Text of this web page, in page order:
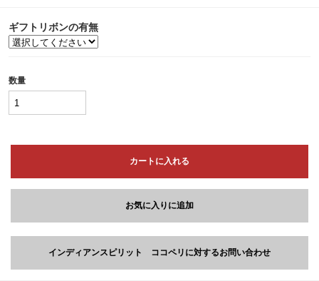
ギフトリボンの有無
数量
カートに入れる
お気に入りに追加
インディアンスピリット ココペリに対するお問い合わせ